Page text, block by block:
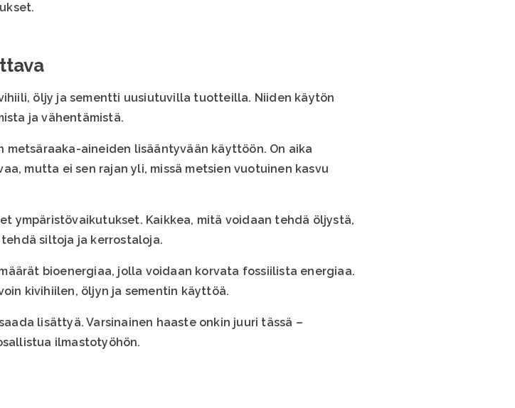
öljy ja sementti uusiutuvilla tuotteilla. Niiden käytön
ja vähentämistä.
metsäraaka-aineiden lisääntyvään käyttöön. On aika
mutta ei sen rajan yli, missä metsien vuotuinen kasvu
ympäristövaikutukset. Kaikkea, mitä voidaan tehdä öljystä,
siltoja ja kerrostaloja.
bioenergiaa, jolla voidaan korvata fossiilista energiaa.
kivihiilen, öljyn ja sementin käyttöä.
lisättyä. Varsinainen haaste onkin juuri tässä –
ilmastotyöhön.